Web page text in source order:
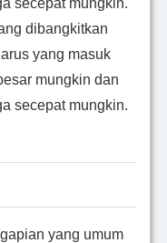
secepat mungkin.
dibangkitkan
yang masuk
mungkin dan
secepat mungkin.
yang umum